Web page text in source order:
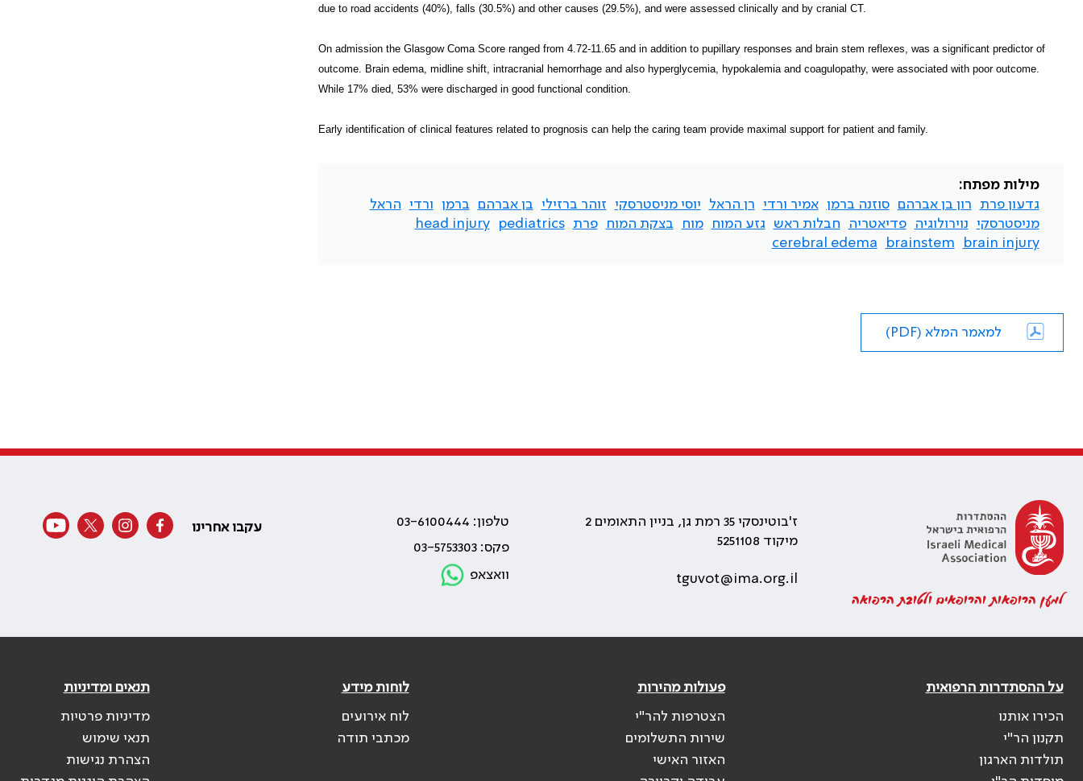
due to road accidents (40%), falls (30.5%) and other causes (29.5%), and were assessed clinically and by cranial CT.
On admission the Glasgow Coma Score ranged from 4.72-11.65 and in addition to pupillary responses and brain stem reflexes, was a significant predictor of
outcome. Brain edema, midline shift, intracranial hemorrhage and also hyperglycemia, hypokalemia and coagulopathy, were associated with poor outcome.
While 17% died, 53% were discharged in good functional condition.
Early identification of clinical features related to prognosis can help the caring team provide maximal support for patient and family.
מילות מפתח:
גדעון פרת
רון בן אברהם סוזנה ברמן אמיר ורדי רן הראל יוסי מניסטרסקי זוהר ברזילי בן אברהם ברמן ורדי
הראל
מניסטרסקי
נוירולוגיה פדיאטריה חבלות ראש גזע המוח מוח בצקת המוח פרת pediatrics
head injury
brain injury
brainstem
cerebral edema
למאמר המלא (PDF)
למען הרופאות והרופאים ולטובת הרפואה
ז'בוטינסקי 35 רמת גן, בניין התאומים 2
מיקוד 5251108
tguvot@ima.org.il
טלפון: 03-6100444
פקס: 03-5753303
וואצאפ
עקבו אחרינו
על ההסתדרות הרפואית
הכירו אותנו
תקנון הר"י
תולדות הארגון
פעולות מהירות
הצטרפות להר"י
שירות התשלומים
האזור האישי
לוחות מידע
לוח אירועים
מכתבי תודה
תנאים ומדיניות
מדיניות פרטיות
תנאי שימוש
הצהרת נגישות